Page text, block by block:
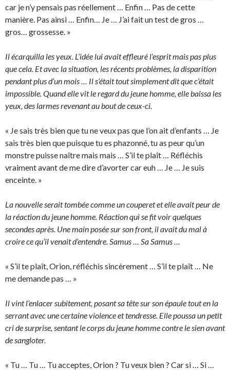
car je n’y pensais pas réellement … Enfin … Pas de cette
manière. Pas ainsi … Enfin… Je … J’ai fait un test de gros …
gros… grossesse. »
Il écarquilla les yeux. L’idée lui avait effleuré l’esprit mais pas plus
que cela. Et avec la situation, les récents problèmes, la disparition
pendant plus d’un mois … Il s’était tout simplement dit que c’était
impossible. Quand elle vit le regard du jeune homme, elle baissa les
yeux, des larmes revenant au bout de ceux-ci.
« Je sais très bien que tu ne veux pas que l’on ait d’enfants … Je
sais très bien que puisque tu es phazonné, tu as peur qu’un
monstre puisse naître mais mais … S’il te plaît … Réfléchis
vraiment avant de me dire d’avorter car euh … Je … Je suis
enceinte. »
La nouvelle serait tombée comme un couperet et elle avait peur de
la réaction du jeune homme. Réaction qui se fit voir quelques
secondes après. Une main posée sur son front, il avait du mal à
croire ce qu’il venait d’entendre. Samus … Sa Samus …
« S’il te plaît, Orion, réfléchis sincèrement … S’il te plaît … Ne
me demande pas … »
Il vint l’enlacer subitement, posant sa tête sur son épaule tout en la
serrant avec une certaine violence et tendresse. Elle poussa un petit
cri de surprise, sentant le corps du jeune homme contre le sien avant
de sangloter.
« Tu … Tu … Tu acceptes, Orion ? Tu veux bien ? Car si … Si …